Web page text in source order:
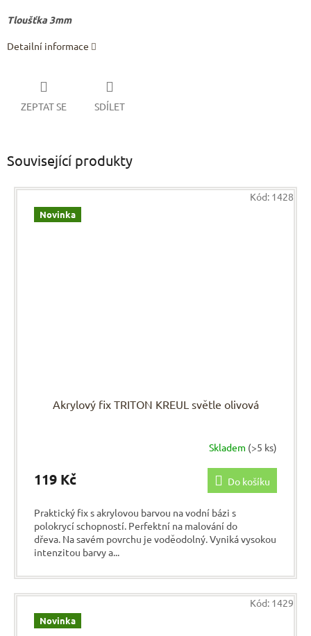
Tloušťka 3mm
Detailní informace
ZEPTAT SE SDÍLET
Související produkty
Novinka
Akrylový fix TRITON KREUL světle olivová
Skladem (>5 ks)
119 Kč Do košíku
Praktický fix s akrylovou barvou na vodní bázi s
polokrycí schopností. Perfektní na malování do
dřeva. Na savém povrchu je voděodolný. Vyniká vysokou
intenzitou barvy a...
Kód: 1428
Novinka
Kód: 1429